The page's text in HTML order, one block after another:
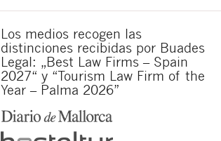
Los medios recogen las
distinciones recibidas por Buades
Legal: „Best Law Firms – Spain
2027“ y “Tourism Law Firm of the
Year – Palma 2026”